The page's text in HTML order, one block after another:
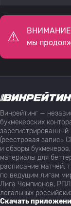
ВНИМАНИЕ:
мы
Винрейтинг —
букмекерских
(реестровая
и обзоры
материалы для
расписание матчей,
по ведущим лигам
Лига Чемпионов, РПЛ
легальных
Скачать